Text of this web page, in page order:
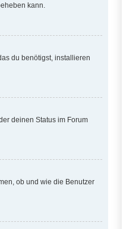
kann.
du benötigst, installieren
deinen Status im Forum
ob und wie die Benutzer